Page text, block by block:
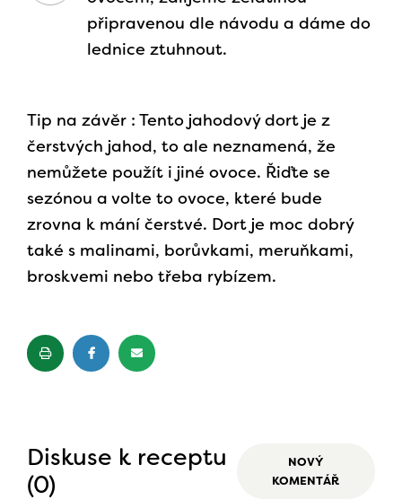
připravenou dle návodu a dáme do
lednice ztuhnout.
Tip na závěr : Tento jahodový dort je z
čerstvých jahod, to ale neznamená, že
nemůžete použít i jiné ovoce. Řiďte se
sezónou a volte to ovoce, které bude
zrovna k mání čerstvé. Dort je moc dobrý
také s malinami, borůvkami, meruňkami,
broskvemi nebo třeba rybízem.
Diskuse k receptu
(0)
NOVÝ
KOMENTÁŘ